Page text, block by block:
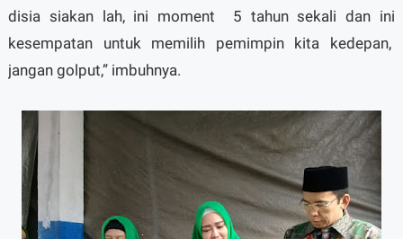
disia siakan lah, ini moment 5 tahun sekali dan ini
kesempatan untuk memilih pemimpin kita kedepan,
jangan golput,” imbuhnya.